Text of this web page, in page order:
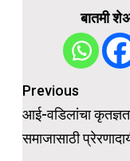
बातमी
Post
Previous
आई-वडिलांचा
समाजासाठी